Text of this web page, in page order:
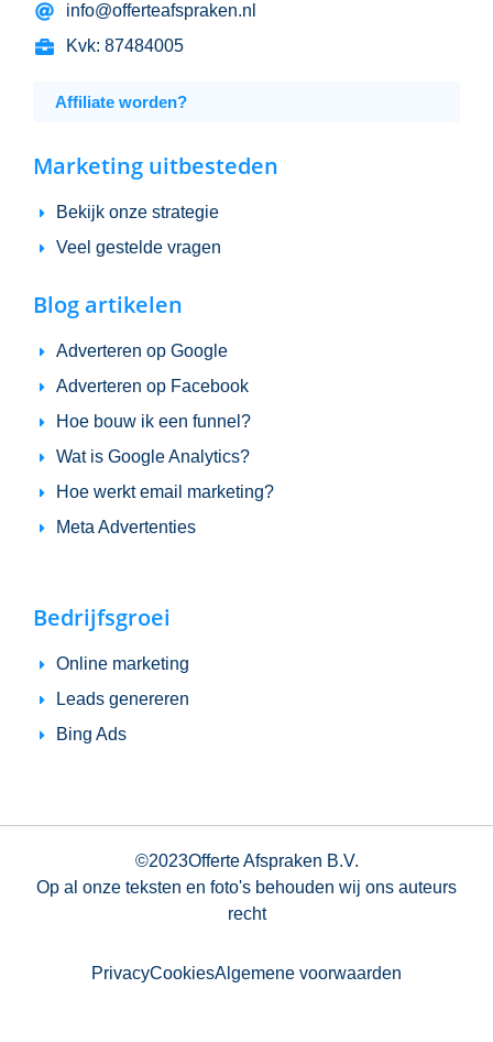
info@offerteafspraken.nl
Kvk: 87484005
Affiliate worden?
Marketing uitbesteden
Bekijk onze strategie
Veel gestelde vragen
Blog artikelen
Adverteren op Google
Adverteren op Facebook
Hoe bouw ik een funnel?
Wat is Google Analytics?
Hoe werkt email marketing?
Meta Advertenties
Bedrijfsgroei
Online marketing
Leads genereren
Bing Ads
©2023Offerte Afspraken B.V.
Op al onze teksten en foto's behouden wij ons auteurs
recht
PrivacyCookiesAlgemene voorwaarden